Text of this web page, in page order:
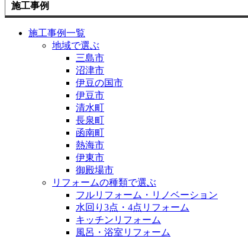
施工事例
施工事例一覧
地域で選ぶ
三島市
沼津市
伊豆の国市
伊豆市
清水町
長泉町
函南町
熱海市
伊東市
御殿場市
リフォームの種類で選ぶ
フルリフォーム・リノベーション
水回り3点・4点リフォーム
キッチンリフォーム
風呂・浴室リフォーム